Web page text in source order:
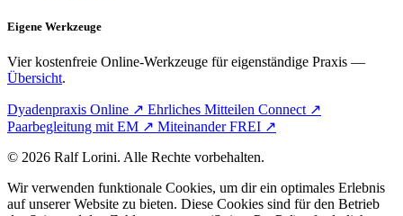
Eigene Werkzeuge
Vier kostenfreie Online-Werkzeuge für eigenständige Praxis —
Übersicht.
Dyadenpraxis Online ↗ Ehrliches Mitteilen Connect ↗
Paarbegleitung mit EM ↗ Miteinander FREI ↗
© 2026 Ralf Lorini. Alle Rechte vorbehalten.
Wir verwenden funktionale Cookies, um dir ein optimales Erlebnis
auf unserer Website zu bieten. Diese Cookies sind für den Betrieb